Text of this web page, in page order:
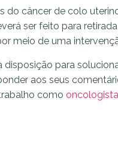
do câncer de colo
ser feito para
meio de uma
disposição para
aos seus
como